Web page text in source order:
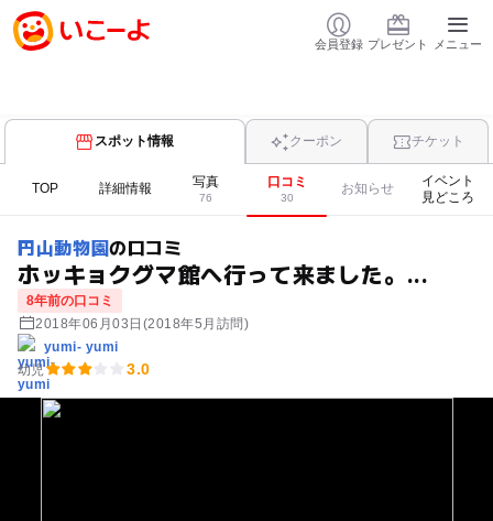
会員登録 プレゼント メニュー
スポット情報 クーポン チケット
TOP 詳細情報 写真
76
口コミ
30
お知らせ
イベント
見どころ
円山動物園の口コミ
ホッキョクグマ館へ行って来ました。...
8年前の口コミ
2018年06月03日 (2018年5月訪問)
yumi- yumi
幼児
3.0